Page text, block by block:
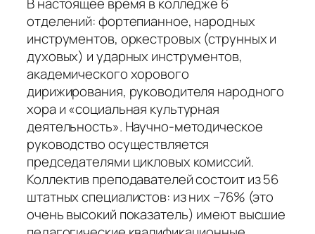
отделений: фортепианное, народных
инструментов, оркестровых (струнных и
духовых) и ударных инструментов,
академического хорового
дирижирования, руководителя народного
хора и «социальная культурная
деятельность». Научно-методическое
руководство осуществляется
председателями цикловых комиссий.
Коллектив преподавателей состоит из 56
штатных специалистов: из них –76% (это
очень высокий показатель) имеют высшие